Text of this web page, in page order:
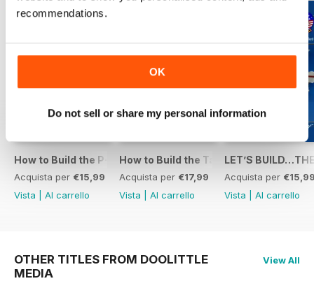
recommendations.
OK
Do not sell or share my personal information
How to Build the P-40E-N in 1:48
Acquista per €15,99
Vista
Al carrello
How to Build the Tamiya P-38
Acquista per €17,99
Vista
Al carrello
LET’S
Acquista per
Vista
Al carrello
OTHER TITLES FROM DOOLITTLE
MEDIA
View All